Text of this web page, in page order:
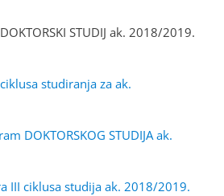
STUDIJ ak. 2018/2019.
studiranja za ak.
DOKTORSKOG STUDIJA ak.
III ciklusa studija ak. 2018/2019.